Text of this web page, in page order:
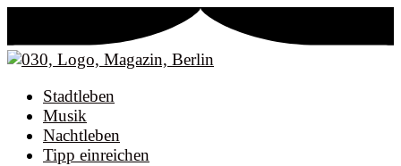
Stadtleben
Musik
Nachtleben
Tipp einreichen